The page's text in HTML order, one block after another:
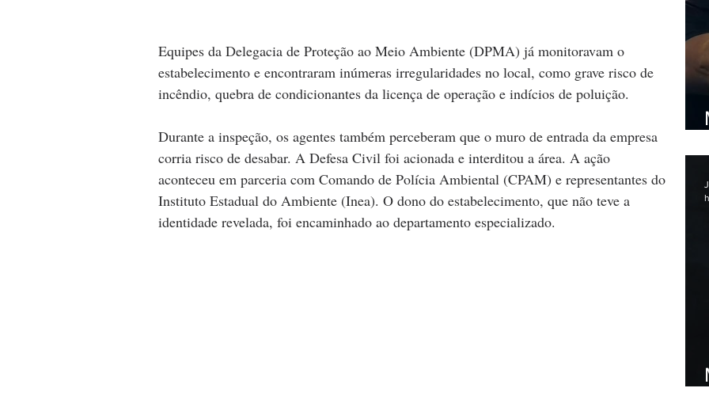
Equipes da Delegacia de Proteção ao Meio Ambiente (DPMA) já monitoravam o
estabelecimento e encontraram inúmeras irregularidades no local, como grave risco de
incêndio, quebra de condicionantes da licença de operação e indícios de poluição.
Durante a inspeção, os agentes também perceberam que o muro de entrada da empresa
corria risco de desabar. A Defesa Civil foi acionada e interditou a área. A ação
aconteceu em parceria com Comando de Polícia Ambiental (CPAM) e representantes do
Instituto Estadual do Ambiente (Inea). O dono do estabelecimento, que não teve a
identidade revelada, foi encaminhado ao departamento especializado.